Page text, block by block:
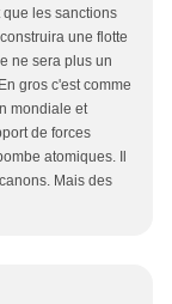
les sanctions
une flotte
ne sera plus un
gros c'est comme
mondiale et
de forces
atomiques. Il
Mais des